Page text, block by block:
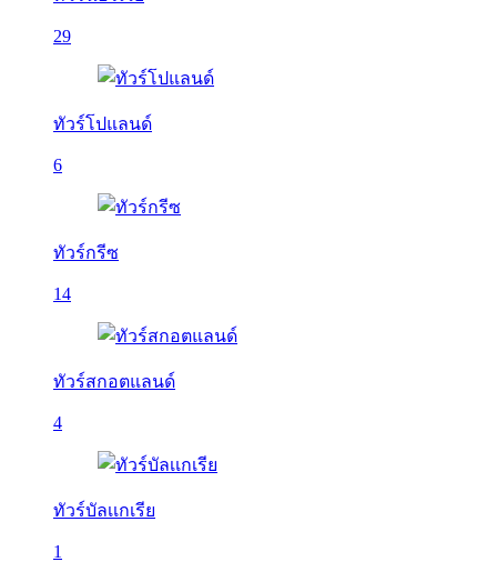
29
ทัวร์โปแลนด์
6
ทัวร์กรีซ
14
ทัวร์สกอตแลนด์
4
ทัวร์บัลเเกเรีย
1